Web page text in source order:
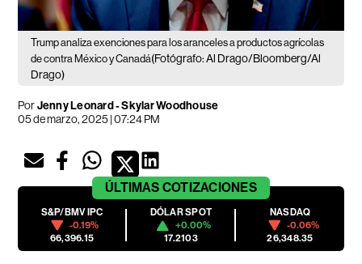
Trump analiza exenciones para los aranceles a productos agrícolas
de contra México y Canadá(Fotógrafo: Al Drago/Bloomberg/Al
Drago)
PorJenny Leonard - Skylar Woodhouse
05 de marzo, 2025 | 07:24 PM
ÚLTIMAS COTIZACIONES
S&P/BMV IPC
-0.19%
66,396.15
DÓLAR SPOT
+0.00%
17.2103
NASDAQ
-0.06%
26,348.35